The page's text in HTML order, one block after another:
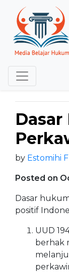
by Estomihi
Posted on
Dasar
positif
UUD
berhak